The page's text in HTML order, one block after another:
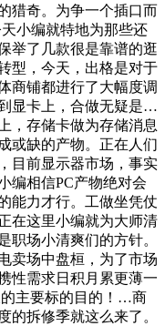
猎奇。为争一个插口而
小编就特地为那些还
举了几款很是靠谱的逛
型，今天，出格是对于
商铺都进行了大幅度调
显卡上，合做无疑是…
，存储卡做为存储消息
或缺的产物。正在人们
目前显示器市场，事实
编相信PC产物绝对会
能力才行。工做坐凭仗
在这里小编就为大师清
职场小清爽们的方针。
卖场中盘桓，为了市场
性需求日积月累更薄一
的主要标的目的！…商
的拆修季就这么来了。